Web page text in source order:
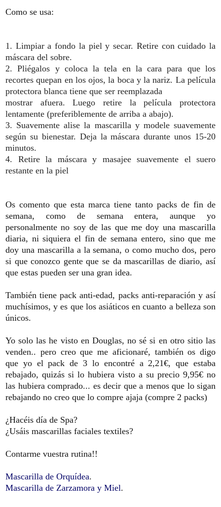
Como se usa:
1. Limpiar a fondo la piel y secar. Retire con cuidado la
máscara del sobre.
2. Pliégalos y coloca la tela en la cara para que los
recortes quepan en los ojos, la boca y la nariz. La película
protectora blanca tiene que ser reemplazada
mostrar afuera.Luego retire la película protectora
lentamente (preferiblemente de arriba a abajo).
3. Suavemente alise la mascarilla y modele suavemente
según su bienestar. Deja la máscara durante unos 15-20
minutos.
4. Retire la máscara y masajee suavemente el suero
restante en la piel
Os comento que esta marca tiene tanto packs de fin de
semana, como de semana entera, aunque yo
personalmente no soy de las que me doy una mascarilla
diaria, ni siquiera el fin de semana entero, sino que me
doy una mascarilla a la semana, o como mucho dos, pero
si que conozco gente que se da mascarillas de diario, así
que estas pueden ser una gran idea.
También tiene pack anti-edad, packs anti-reparación y así
muchísimos, y es que los asiáticos en cuanto a belleza son
únicos.
Yo solo las he visto en Douglas, no sé si en otro sitio las
venden.. pero creo que me aficionaré, también os digo
que yo el pack de 3 lo encontré a 2,21€, que estaba
rebajado, quizás si lo hubiera visto a su precio 9,95€ no
las hubiera comprado... es decir que a menos que lo sigan
rebajando no creo que lo compre ajaja (compre 2 packs)
¿Hacéis día de Spa?
¿Usáis mascarillas faciales textiles?
Contarme vuestra rutina!!
Mascarilla de Orquídea.
Mascarilla de Zarzamora y Miel.